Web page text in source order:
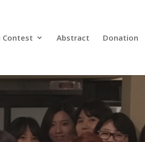
Contest Abstract Donation